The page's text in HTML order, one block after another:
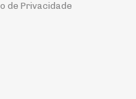
de Privacidade